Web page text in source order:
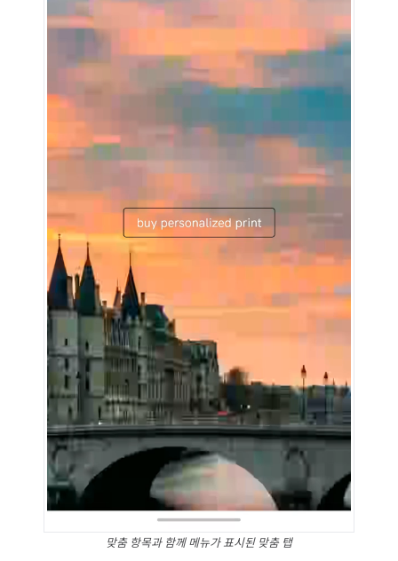
맞춤 항목과 함께 메뉴가 표시된 맞춤 탭